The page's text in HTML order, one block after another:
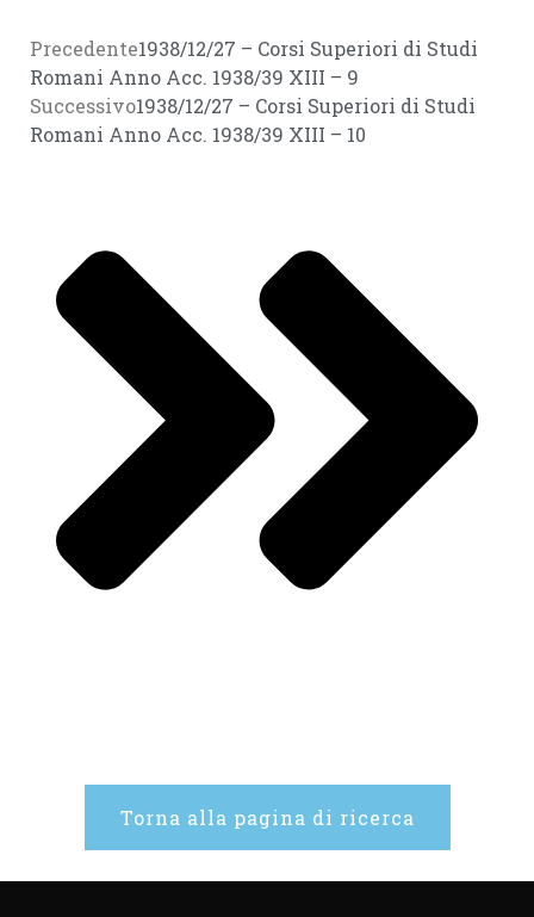
Precedente1938/12/27 – Corsi Superiori di Studi
Romani Anno Acc. 1938/39 XIII – 9
Successivo1938/12/27 – Corsi Superiori di Studi
Romani Anno Acc. 1938/39 XIII – 10
Torna alla pagina di ricerca